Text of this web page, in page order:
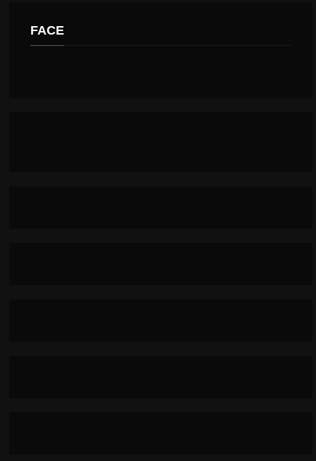
FACE